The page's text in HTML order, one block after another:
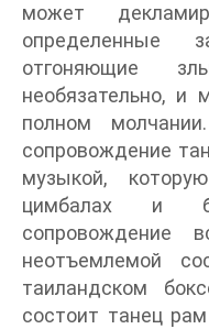
может
определенные
отгоняющие
необязательно, и
полном
сопровождение
музыкой,
цимбалах и
сопровождение
неотъемлемой
таиландском
состоит танец